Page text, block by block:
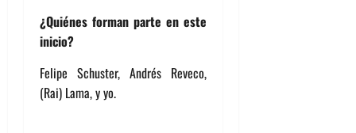
¿Quiénes forman parte en este
inicio?
Felipe Schuster, Andrés Reveco,
(Rai) Lama, y yo.